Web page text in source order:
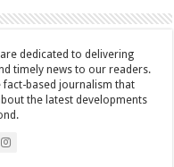
are dedicated to delivering
timely news to our readers.
based journalism that
the latest developments